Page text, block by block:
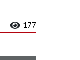
177